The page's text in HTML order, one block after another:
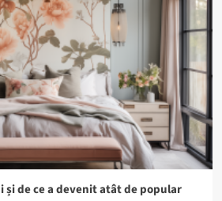
și de ce a devenit atât de popular